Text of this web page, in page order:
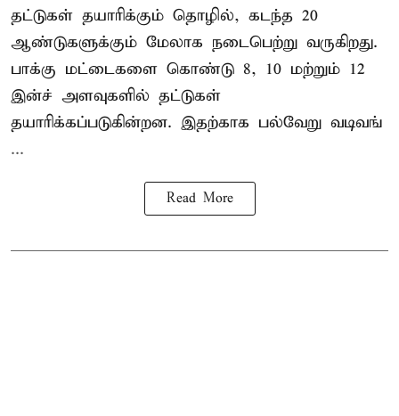
தட்டுகள் தயாரிக்கும் தொழில், கடந்த 20
ஆண்டுகளுக்கும் மேலாக நடைபெற்று வருகிறது.
பாக்கு மட்டைகளை கொண்டு 8, 10 மற்றும் 12
இன்ச் அளவுகளில் தட்டுகள்
தயாரிக்கப்படுகின்றன. இதற்காக பல்வேறு வடிவங்
...
Read More